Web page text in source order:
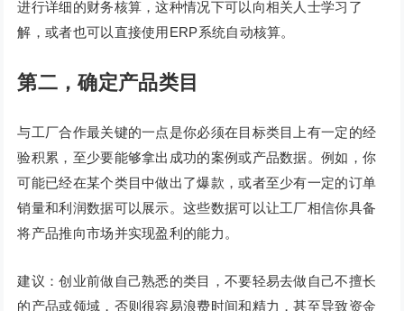
进行详细的财务核算，这种情况下可以向相关人士学习了
解，或者也可以直接使用ERP系统自动核算。
第二，确定产品类目
与工厂合作最关键的一点是你必须在目标类目上有一定的经
验积累，至少要能够拿出成功的案例或产品数据。例如，你
可能已经在某个类目中做出了爆款，或者至少有一定的订单
销量和利润数据可以展示。这些数据可以让工厂相信你具备
将产品推向市场并实现盈利的能力。
建议：创业前做自己熟悉的类目，不要轻易去做自己不擅长
的产品或领域，否则很容易浪费时间和精力，甚至导致资金